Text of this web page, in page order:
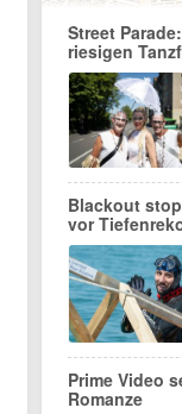
Street
riesigen
Blackout
vor
Prime Video
Romanze